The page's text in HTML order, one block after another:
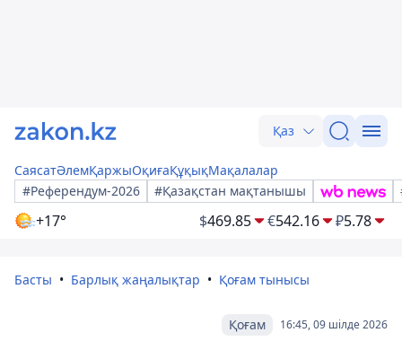
Қаз
СаясатӘлемҚаржыОқиғаҚұқықМақалалар
#Референдум-2026
#Қазақстан мақтанышы
+17° $469.85 €542.16 ₽5.78
Басты Барлық жаңалықтар Қоғам тынысы
16:45, 09 шілде 2026
Қоғам